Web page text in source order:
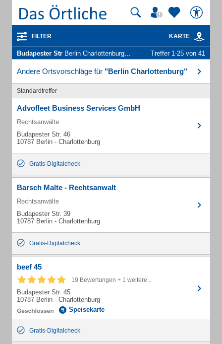
FILTER KARTE
Budapester Str Berlin Charlottenburg - Unternehmen und Personen Treffer 1-25 von 41
Andere Ortsvorschläge für "Berlin Charlottenburg"
Standardtreffer
Advofleet Business Services GmbH
Rechtsanwälte
Budapester Str. 46
10787 Berlin - Charlottenburg
Gratis-Digitalcheck
Barsch Malte - Rechtsanwalt
Rechtsanwälte
Budapester Str. 39
10787 Berlin - Charlottenburg
Gratis-Digitalcheck
beef 45
19 Bewertungen + 1 weitere...
Budapester Str. 45
10787 Berlin - Charlottenburg
Speisekarte
Gratis-Digitalcheck